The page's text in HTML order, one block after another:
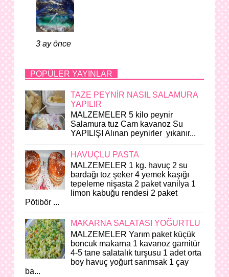
3 ay önce
POPÜLER YAYINLAR
TAZE PEYNİR NASIL SALAMURA
YAPILIR
MALZEMELER 5 kilo peynir
Salamura tuz Cam kavanoz Su
YAPILIŞI Alınan peynirler yıkanır...
HAVUÇLU PASTA
MALZEMELER 1 kg. havuç 2 su
bardağı toz şeker 4 yemek kaşığı
tepeleme nişasta 2 paket vanilya 1
limon kabuğu rendesi 2 paket
Pötibör ...
MAKARNA SALATASI YOĞURTLU
MALZEMELER Yarım paket küçük
boncuk makarna 1 kavanoz garnitür
4-5 tane salatalık turşusu 1 adet orta
boy havuç yoğurt sarımsak 1 çay
ba...